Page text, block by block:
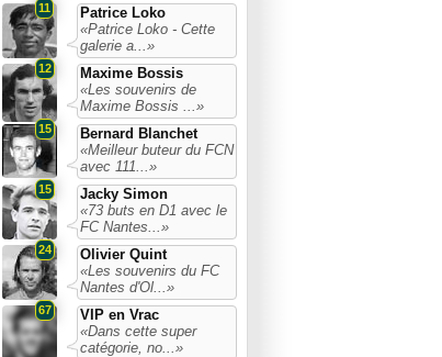
11
Patrice Loko
«Patrice Loko - Cette
galerie a...»
12
Maxime Bossis
«Les souvenirs de
Maxime Bossis ...»
15
Bernard Blanchet
«Meilleur buteur du FCN
avec 111...»
15
Jacky Simon
«73 buts en D1 avec le
FC Nantes...»
24
Olivier Quint
«Les souvenirs du FC
Nantes d'Ol...»
67
VIP en Vrac
«Dans cette super
catégorie, no...»